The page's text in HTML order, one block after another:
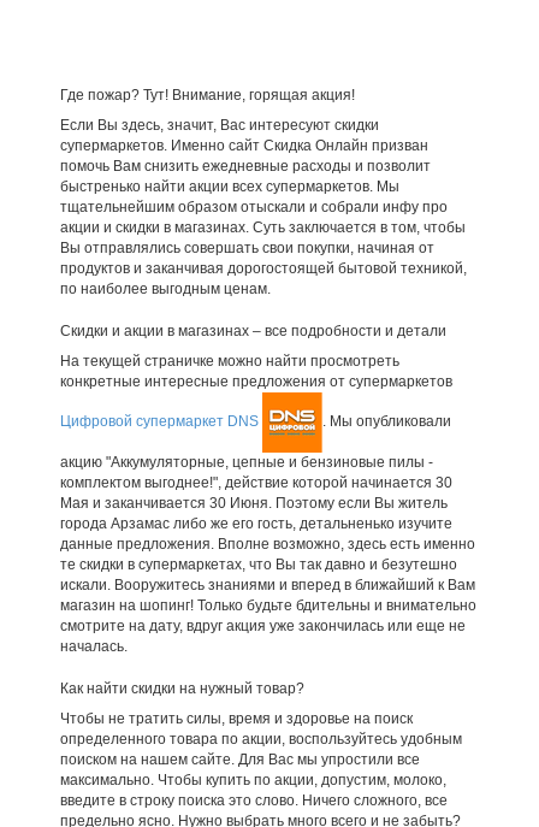
Где пожар? Тут! Внимание, горящая акция!
Если Вы здесь, значит, Вас интересуют скидки
супермаркетов. Именно сайт Скидка Онлайн призван
помочь Вам снизить ежедневные расходы и позволит
быстренько найти акции всех супермаркетов. Мы
тщательнейшим образом отыскали и собрали инфу про
акции и скидки в магазинах. Суть заключается в том, чтобы
Вы отправлялись совершать свои покупки, начиная от
продуктов и заканчивая дорогостоящей бытовой техникой,
по наиболее выгодным ценам.
Скидки и акции в магазинах – все подробности и детали
На текущей страничке можно найти просмотреть
конкретные интересные предложения от супермаркетов
Цифровой супермаркет DNS . Мы опубликовали
акцию "Аккумуляторные, цепные и бензиновые пилы -
комплектом выгоднее!", действие которой начинается 30
Мая и заканчивается 30 Июня. Поэтому если Вы житель
города Арзамас либо же его гость, детальненько изучите
данные предложения. Вполне возможно, здесь есть именно
те скидки в супермаркетах, что Вы так давно и безутешно
искали. Вооружитесь знаниями и вперед в ближайший к Вам
магазин на шопинг! Только будьте бдительны и внимательно
смотрите на дату, вдруг акция уже закончилась или еще не
началась.
Как найти скидки на нужный товар?
Чтобы не тратить силы, время и здоровье на поиск
определенного товара по акции, воспользуйтесь удобным
поиском на нашем сайте. Для Вас мы упростили все
максимально. Чтобы купить по акции, допустим, молоко,
введите в строку поиска это слово. Ничего сложного, все
предельно ясно. Нужно выбрать много всего и не забыть?